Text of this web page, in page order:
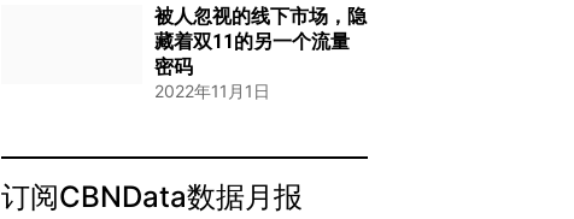
被人忽视的线下市场，隐
藏着双11的另一个流量
密码
2022年11月1日
订阅CBNData数据月报